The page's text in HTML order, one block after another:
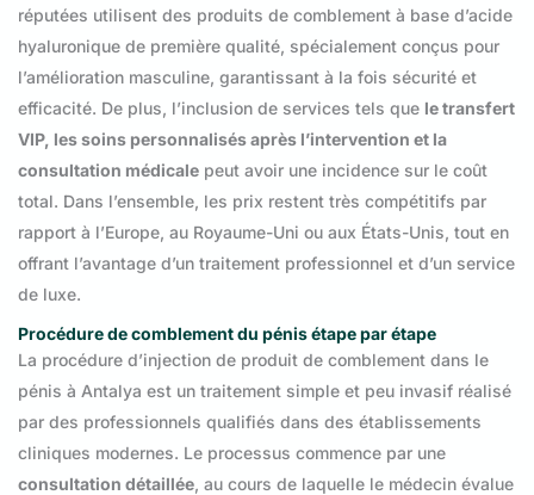
réputées utilisent des produits de comblement à base d’acide
hyaluronique de première qualité, spécialement conçus pour
l’amélioration masculine, garantissant à la fois sécurité et
efficacité. De plus, l’inclusion de services tels que le transfert
VIP, les soins personnalisés après l’intervention et la
consultation médicale peut avoir une incidence sur le coût
total. Dans l’ensemble, les prix restent très compétitifs par
rapport à l’Europe, au Royaume-Uni ou aux États-Unis, tout en
offrant l’avantage d’un traitement professionnel et d’un service
de luxe.
Procédure de comblement du pénis étape par étape
La procédure d’injection de produit de comblement dans le
pénis à Antalya est un traitement simple et peu invasif réalisé
par des professionnels qualifiés dans des établissements
cliniques modernes. Le processus commence par une
consultation détaillée, au cours de laquelle le médecin évalue